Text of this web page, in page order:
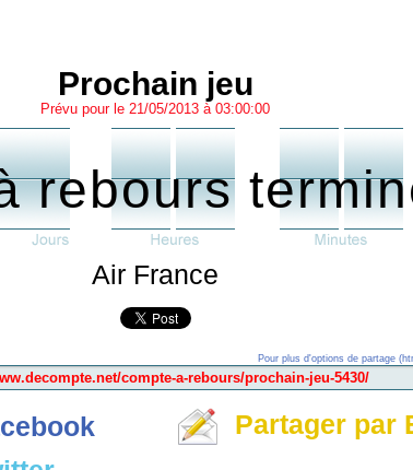
Prochain jeu
Prévu pour le 21/05/2013 à 03:00:00
rebours
Air France
Pour plus d'options de partage
Partager par